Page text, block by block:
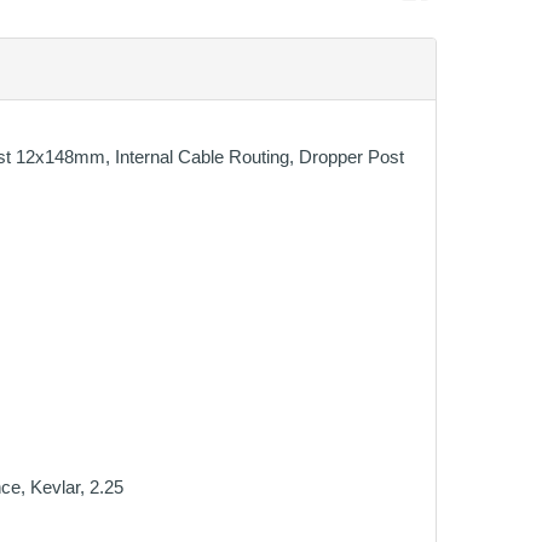
12x148mm, Internal Cable Routing, Dropper Post
Kevlar, 2.25